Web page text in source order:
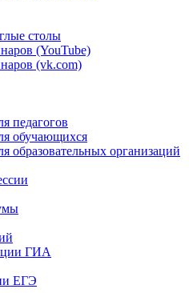
столы
(YouTube)
(vk.com)
педагогов
обучающихся
образовательных организаций
ГИА
ЕГЭ